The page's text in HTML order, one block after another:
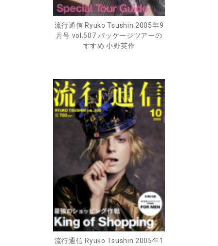
流行通信 Ryuko Tsushin 2005年9
月号 vol.507 パッケージツアーの
すすめ 小野英作
流行通信 Ryuko Tsushin 2005年1